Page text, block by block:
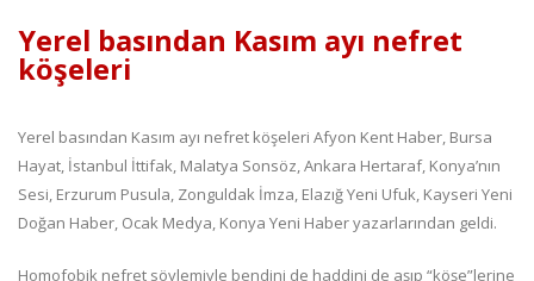
Yerel basından Kasım ayı nefret
köşeleri
Yerel basından Kasım ayı nefret köşeleri Afyon Kent Haber, Bursa
Hayat, İstanbul İttifak, Malatya Sonsöz, Ankara Hertaraf, Konya’nın
Sesi, Erzurum Pusula, Zonguldak İmza, Elazığ Yeni Ufuk, Kayseri Yeni
Doğan Haber, Ocak Medya, Konya Yeni Haber yazarlarından geldi.
Homofobik nefret söylemiyle bendini de haddini de aşıp “köşe”lerine